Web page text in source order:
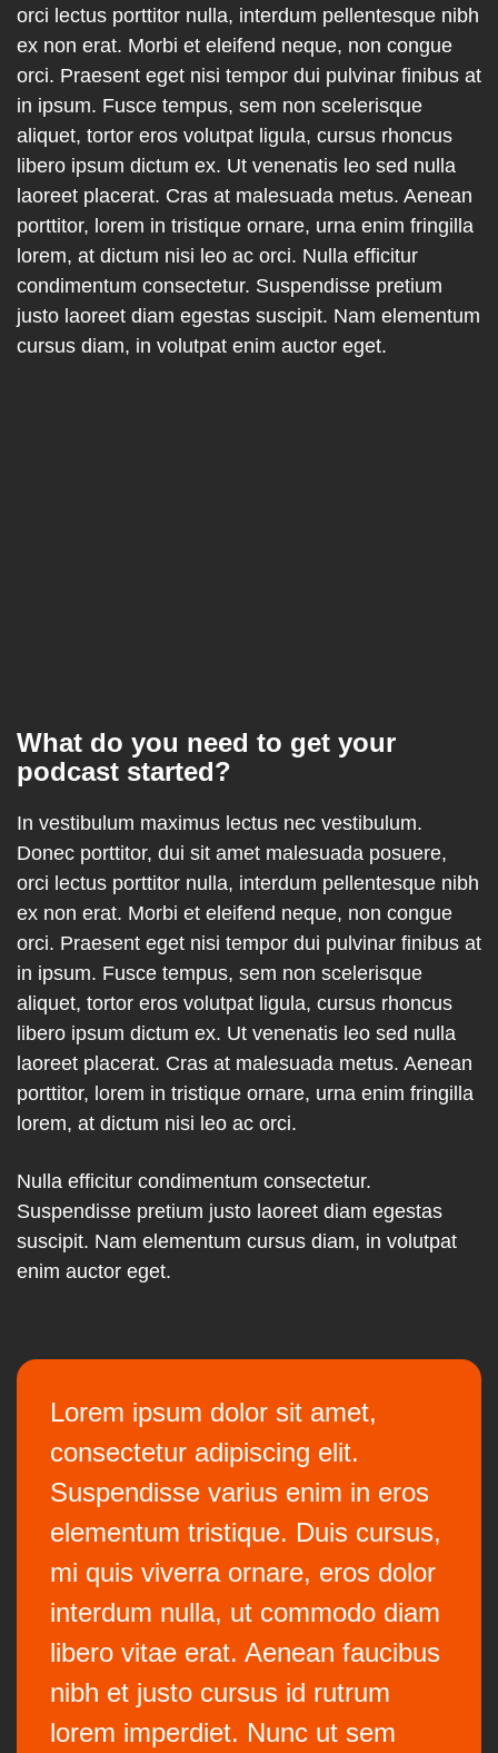
orci lectus porttitor nulla, interdum pellentesque nibh
ex non erat. Morbi et eleifend neque, non congue
orci. Praesent eget nisi tempor dui pulvinar finibus at
in ipsum. Fusce tempus, sem non scelerisque
aliquet, tortor eros volutpat ligula, cursus rhoncus
libero ipsum dictum ex. Ut venenatis leo sed nulla
laoreet placerat. Cras at malesuada metus. Aenean
porttitor, lorem in tristique ornare, urna enim fringilla
lorem, at dictum nisi leo ac orci. Nulla efficitur
condimentum consectetur. Suspendisse pretium
justo laoreet diam egestas suscipit. Nam elementum
cursus diam, in volutpat enim auctor eget.
What do you need to get your
podcast started?
In vestibulum maximus lectus nec vestibulum.
Donec porttitor, dui sit amet malesuada posuere,
orci lectus porttitor nulla, interdum pellentesque nibh
ex non erat. Morbi et eleifend neque, non congue
orci. Praesent eget nisi tempor dui pulvinar finibus at
in ipsum. Fusce tempus, sem non scelerisque
aliquet, tortor eros volutpat ligula, cursus rhoncus
libero ipsum dictum ex. Ut venenatis leo sed nulla
laoreet placerat. Cras at malesuada metus. Aenean
porttitor, lorem in tristique ornare, urna enim fringilla
lorem, at dictum nisi leo ac orci.
Nulla efficitur condimentum consectetur.
Suspendisse pretium justo laoreet diam egestas
suscipit. Nam elementum cursus diam, in volutpat
enim auctor eget.
Lorem ipsum dolor sit amet,
consectetur adipiscing elit.
Suspendisse varius enim in eros
elementum tristique. Duis cursus,
mi quis viverra ornare, eros dolor
interdum nulla, ut commodo diam
libero vitae erat. Aenean faucibus
nibh et justo cursus id rutrum
lorem imperdiet. Nunc ut sem